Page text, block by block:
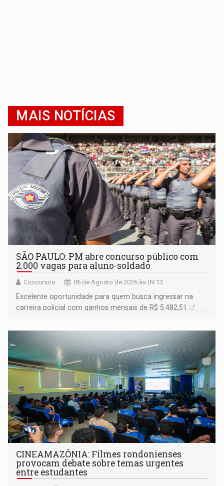
MAIS NOTÍCIAS
SÃO PAULO: PM abre concurso público com
2.000 vagas para aluno-soldado
Concursos 06 de Agosto de 2026 às 09:13
Excelente oportunidade para quem busca ingressar na
carreira policial com ganhos mensais de R$ 5.482,51
CINEAMAZÔNIA: Filmes rondonienses
provocam debate sobre temas urgentes
entre estudantes